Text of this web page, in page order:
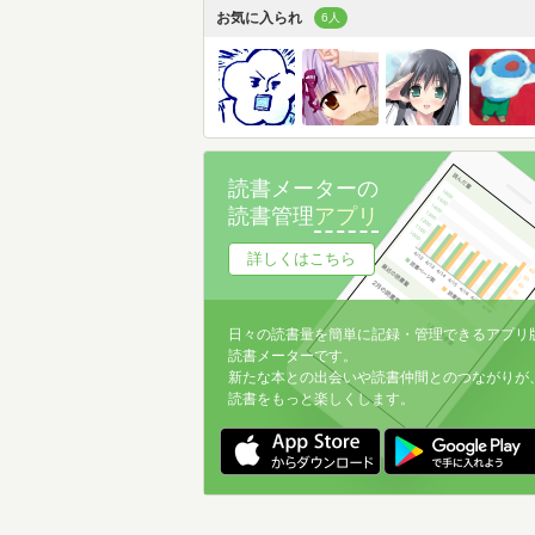
お気に入られ 6人
読書メーターの
読書管理アプリ
詳しくはこちら
日々の読書量を簡単に記録・管理できるアプリ
読書メーターです。
新たな本との出会いや読書仲間とのつながりが
読書をもっと楽しくします。